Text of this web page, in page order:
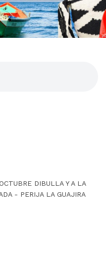
DIBULLA Y A LA
- PERIJA LA GUAJIRA